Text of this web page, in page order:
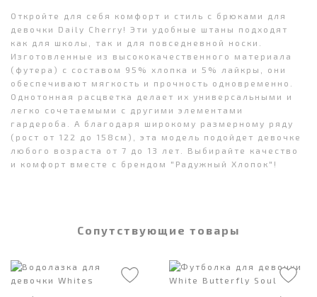
Откройте для себя комфорт и стиль с брюками для
девочки Daily Cherry! Эти удобные штаны подходят
как для школы, так и для повседневной носки.
Изготовленные из высококачественного материала
(футера) с составом 95% хлопка и 5% лайкры, они
обеспечивают мягкость и прочность одновременно.
Однотонная расцветка делает их универсальными и
легко сочетаемыми с другими элементами
гардероба. А благодаря широкому размерному ряду
(рост от 122 до 158см), эта модель подойдет девочке
любого возраста от 7 до 13 лет. Выбирайте качество
и комфорт вместе с брендом "Радужный Хлопок"!
Сопутствующие товары